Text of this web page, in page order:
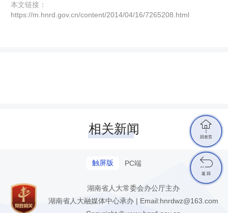
本文链接：
https://m.hnrd.gov.cn/content/2014/04/16/7265208.html
相关新闻
触屏版 PC端
湖南省人大常委会办公厅主办
湖南省人大融媒体中心承办 | Email:hnrdwz@163.com

回首页

返 回